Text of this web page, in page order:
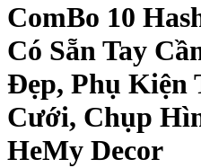
ComBo 10
Có Sẵn Tay
Đẹp, Phụ Kiện
Cưới, Chụp
HeMy Decor